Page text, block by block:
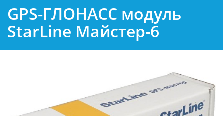
GPS-ГЛОНАСС модуль
StarLine Майстер-6